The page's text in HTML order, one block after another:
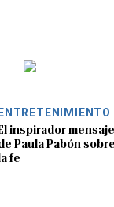
inspirador mensaje
Paula Pabón
fe